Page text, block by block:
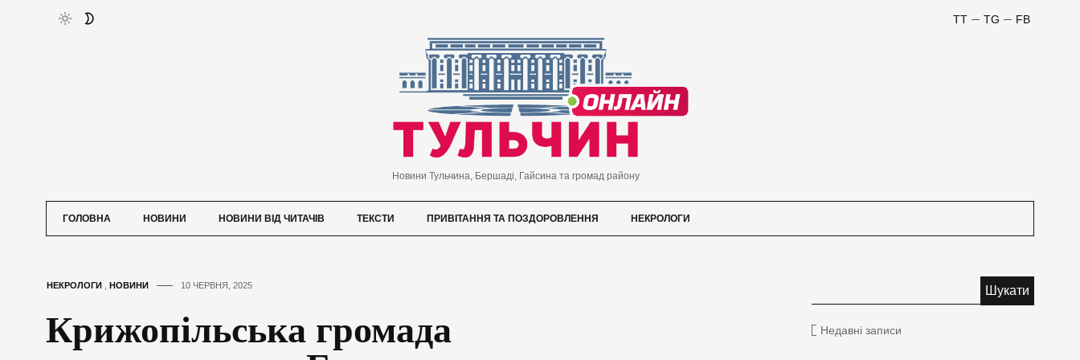
FB
TG
TT
Новини Тульчина, Бершаді, Гайсина та громад району
ГОЛОВНА НОВИНИ НОВИНИ ВІД ЧИТАЧІВ ТЕКСТИ ПРИВІТАННЯ ТА ПОЗДОРОВЛЕННЯ НЕКРОЛОГИ
НЕКРОЛОГИ НОВИНИ 10 ЧЕРВНЯ, 2025
Крижопільська громада
Недавні записи